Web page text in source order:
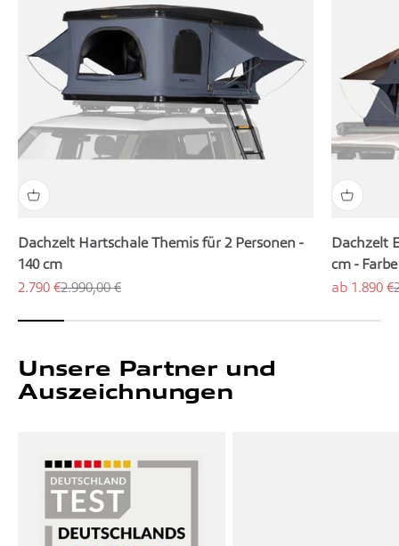
Dachzelt Hartschale Themis für 2 Personen -
140 cm
Angebot
2.790 €Regulärer Preis
2.990,00 €
Dachzelt
cm -
Angebot
ab 1.890 €
Unsere Partner und
Auszeichnungen